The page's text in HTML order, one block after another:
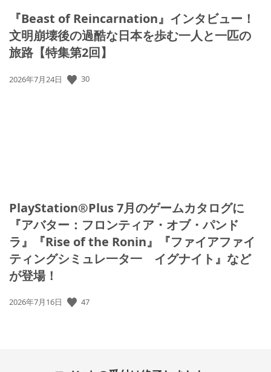
『Beast of Reincarnation』インタビュー！
文明崩壊後の過酷な日本を歩む一人と一匹の
旅路【特集第2回】
公
2026年7月24日 30
PlayStation®Plus 7月のゲームカタログに
『アバター：フロンティア・オブ・パンド
ラ』『Rise of the Ronin』『ファイアファイ
ティングシミュレ一タ一 イグナイト』など
が登場！
公
2026年7月16日 47